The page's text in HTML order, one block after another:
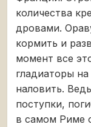
количества
дровами.
кормить и
момент все
гладиаторы
наловить.
поступки,
в самом Риме